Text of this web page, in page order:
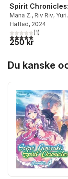
Spirit Chronicles:
Omnibus 11 (Light
Novel)
Mana Z., Riv Riv, Yuri
Kitayama
Häftad, 2024
5,0utav 5 stjärnor.
(1)
250 kr
Du kanske